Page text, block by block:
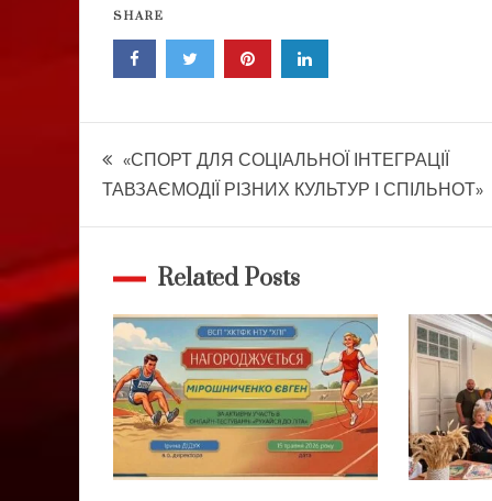
SHARE
Навігація
записів
«СПОРТ ДЛЯ СОЦІАЛЬНОЇ ІНТЕГРАЦІЇ
ТАВЗАЄМОДІЇ РІЗНИХ КУЛЬТУР І СПІЛЬНОТ»
Related Posts